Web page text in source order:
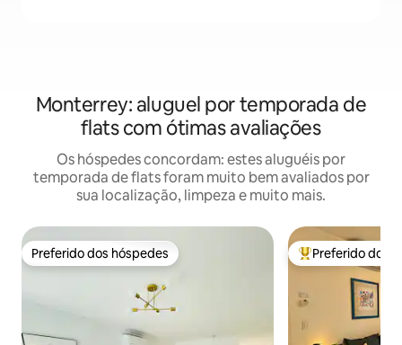
Monterrey: aluguel por temporada de
flats com ótimas avaliações
Os hóspedes concordam: estes aluguéis por
temporada de flats foram muito bem avaliados por
sua localização, limpeza e muito mais.
Preferido dos hóspedes
Preferido dos hóspedes Entre os
Preferido dos